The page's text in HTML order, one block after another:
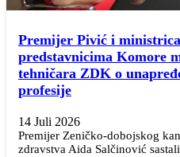
Premijer Pivić i
predstavnicima Komore
tehničara ZDK o
profesije
14 Juli 2026
Premijer Zeničko-dobojskog
zdravstva Aida Salčinović